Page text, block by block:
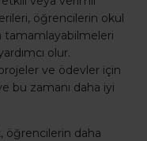
öğrencilerin okul
tamamlayabilmeleri
olur.
ve ödevler için
bu zamanı daha iyi
öğrencilerin daha